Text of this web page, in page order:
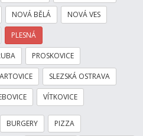
NOVÁ BĚLÁ NOVÁ VES
PLESNÁ
PROSKOVICE
SLEZSKÁ OSTRAVA
VÍTKOVICE
BURGERY PIZZA